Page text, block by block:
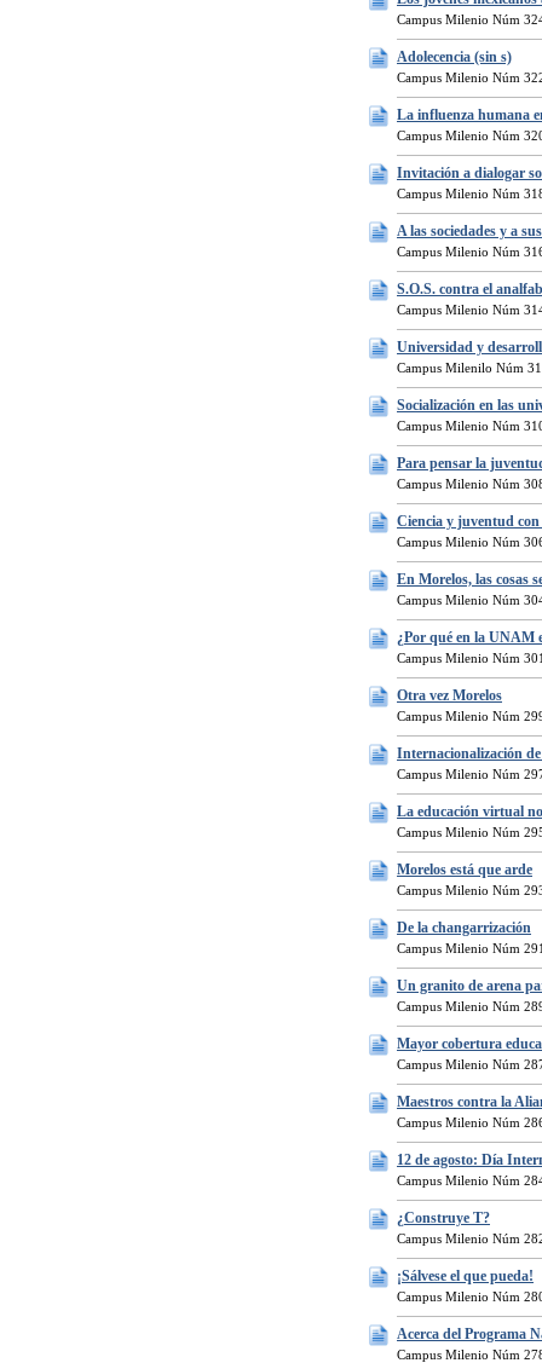
Campus Milenio Núm
Adolecencia (sin s)
Campus Milenio Núm
La influenza humana
Campus Milenio Núm
Invitación a dialogar
Campus Milenio Núm
A las sociedades y a
Campus Milenio Núm
S.O.S. contra el
Campus Milenio Núm
Universidad y
Campus Milenilo Núm
Socialización en las
Campus Milenio Núm
Para pensar la
Campus Milenio Núm
Ciencia y juventud
Campus Milenio Núm
En Morelos, las cosas
Campus Milenio Núm
¿Por qué en la UNAM
Campus Milenio Núm
Otra vez Morelos
Campus Milenio Núm
Internacionalización
Campus Milenio Núm
La educación virtual
Campus Milenio Núm
Morelos está que arde
Campus Milenio Núm
De la changarrización
Campus Milenio Núm
Un granito de arena
Campus Milenio Núm
Mayor cobertura
Campus Milenio Núm
Maestros contra la
Campus Milenio Núm
12 de agosto: Día
Campus Milenio Núm
¿Construye T?
Campus Milenio Núm
¡Sálvese el que pueda!
Campus Milenio Núm
Acerca del Programa
Campus Milenio Núm